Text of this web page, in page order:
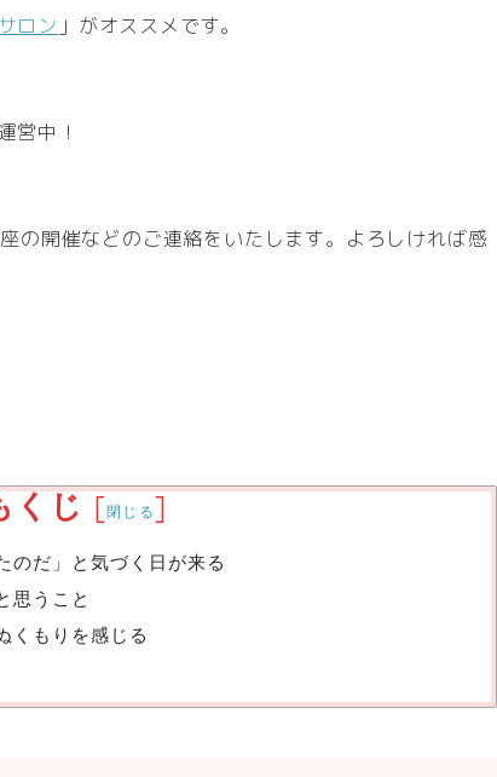
ロン 」がオススメです。
営中！
の開催などのご連絡をいたします。よろしければ感
くじ [閉じる]
のだ」と気づく日が来る
思うこと
くもりを感じる